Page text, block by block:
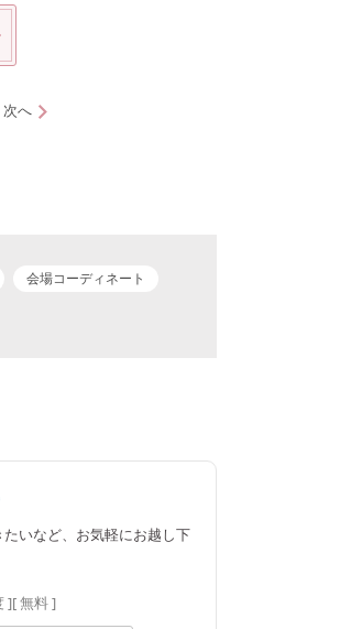
次へ
会場コーディネート
いなど、お気軽にお越し下
][ 無料 ]